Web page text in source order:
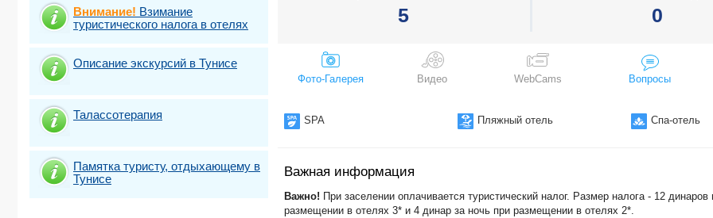
Внимание! Взимание
туристического налога в отелях
Описание экскурсий в Тунисе
Талассотерапия
Памятка туристу, отдыхающему в
Тунисе
5 0
Фото-Галерея Видео WebCams Вопросы
SPA Пляжный отель Спа-отель
Важная информация
Важно! При заселении оплачивается туристический налог. Размер налога - 12
размещении в отелях 3* и 4 динар за ночь при размещении в отелях 2*.